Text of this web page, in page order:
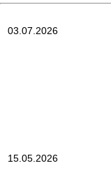
03.07.2026
15.05.2026